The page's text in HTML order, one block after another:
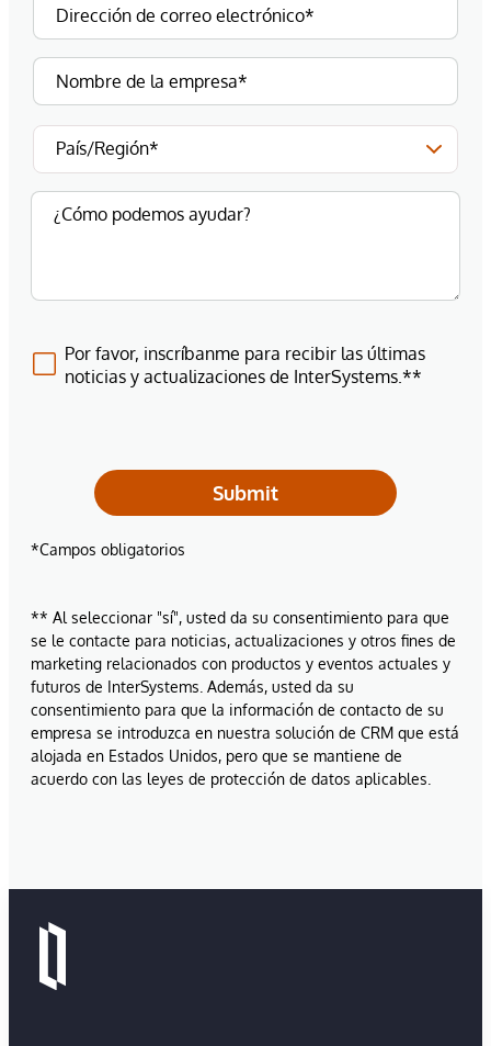
Por favor, inscríbanme para recibir las últimas
noticias y actualizaciones de InterSystems.**
Submit
*Campos obligatorios
** Al seleccionar "sí", usted da su consentimiento para que
se le contacte para noticias, actualizaciones y otros fines de
marketing relacionados con productos y eventos actuales y
futuros de InterSystems. Además, usted da su
consentimiento para que la información de contacto de su
empresa se introduzca en nuestra solución de CRM que está
alojada en Estados Unidos, pero que se mantiene de
acuerdo con las leyes de protección de datos aplicables.